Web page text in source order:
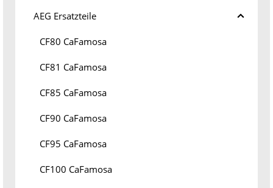
AEG Ersatzteile
CF80 CaFamosa
CF81 CaFamosa
CF85 CaFamosa
CF90 CaFamosa
CF95 CaFamosa
CF100 CaFamosa